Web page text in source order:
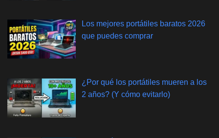
Los mejores portátiles baratos 2026
que puedes comprar
¿Por qué los portátiles mueren a los
2 años? (Y cómo evitarlo)